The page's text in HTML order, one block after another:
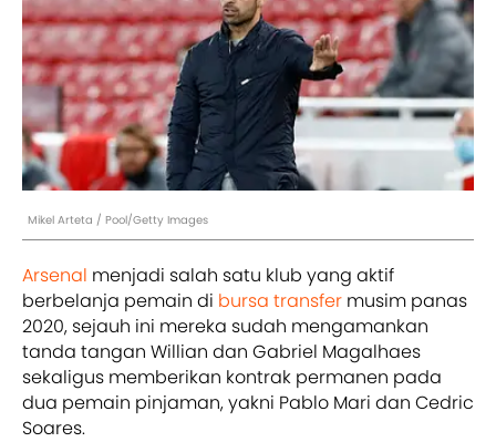
Mikel Arteta / Pool/Getty Images
Arsenal menjadi salah satu klub yang aktif
berbelanja pemain di bursa transfer musim panas
2020, sejauh ini mereka sudah mengamankan
tanda tangan Willian dan Gabriel Magalhaes
sekaligus memberikan kontrak permanen pada
dua pemain pinjaman, yakni Pablo Mari dan Cedric
Soares.